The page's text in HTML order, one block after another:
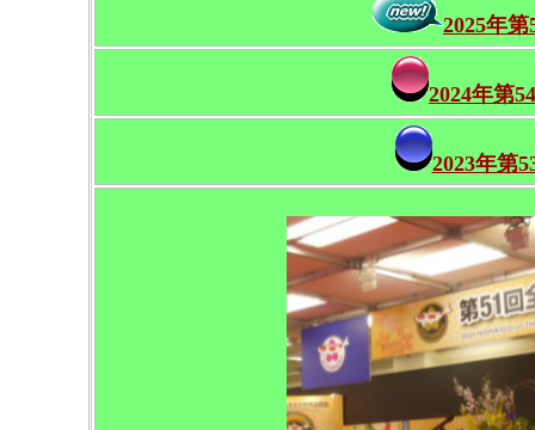
2025年
2024年第
2023年第